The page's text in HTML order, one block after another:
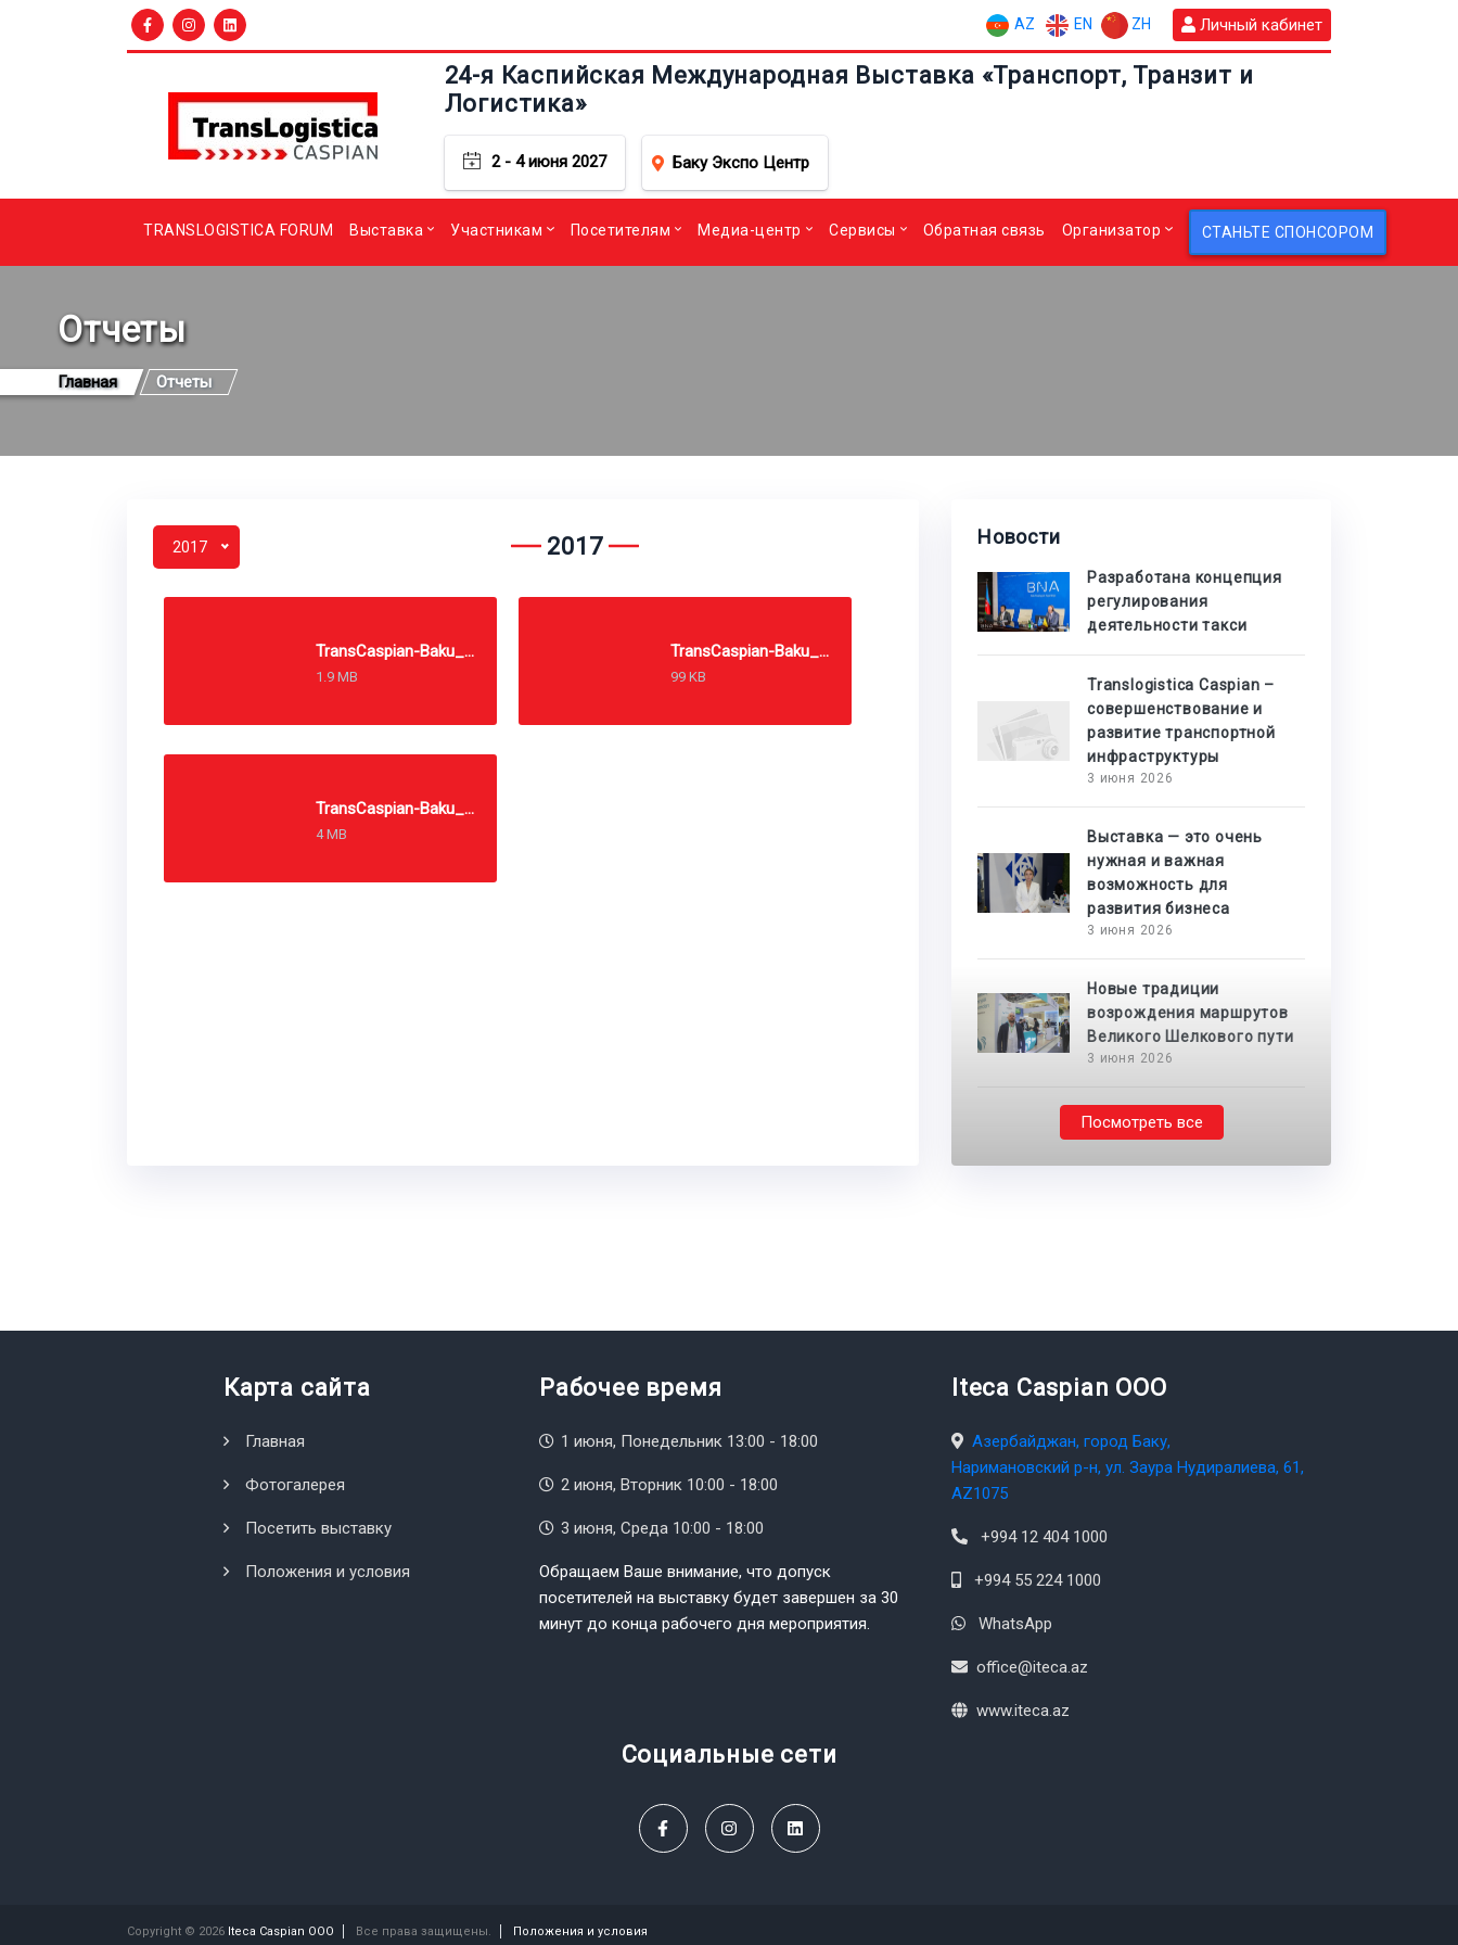
AZ EN ZH Личный кабинет
24-я Каспийская Международная Выставка «Транспорт, Транзит и
Логистика»
2 - 4 июня 2027 Баку Экспо Центр
TRANSLOGISTICA FORUM Выставка Участникам Посетителям Медиа-центр Сервисы Обратная связь Организатор СТАНЬТЕ СПОНСОРОМ
Отчеты
Главная Отчеты
2017 2017
TransCaspian-Baku_2017_PSR_ru
1.9 MB
TransCaspian-Baku_2017_PSR_ru
99 KB
TransCaspian-Baku_2017_PSR_ru
4 MB
Новости
Разработана концепция
регулирования
деятельности такси
Translogistica Caspian –
совершенствование и
развитие транспортной
инфраструктуры
3 июня 2026
Выставка — это очень
нужная и важная
возможность для
развития бизнеса
3 июня 2026
Новые традиции
возрождения маршрутов
Великого Шелкового пути
3 июня 2026
Посмотреть все
Карта сайта
Главная
Фотогалерея
Посетить выставку
Положения и условия
Рабочее время
1 июня, Понедельник 13:00 - 18:00
2 июня, Вторник 10:00 - 18:00
3 июня, Среда 10:00 - 18:00
Обращаем Ваше внимание, что допуск
посетителей на выставку будет завершен за 30
минут до конца рабочего дня мероприятия.
Iteca Caspian OOO
Азербайджан, город Баку,
Наримановский р-н, ул. Заура Нудиралиева, 61,
AZ1075
+994 12 404 1000
+994 55 224 1000
WhatsApp
office@iteca.az
www.iteca.az
Социальные сети
Copyright © 2026 Iteca Caspian OOO Все права защищены. Положения и условия